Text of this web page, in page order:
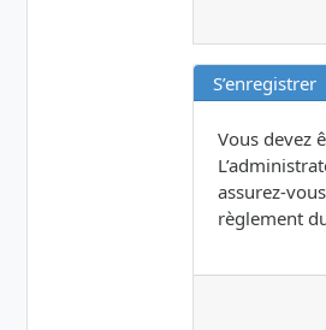
S’enregistrer
Vous devez
assurez-
règlement